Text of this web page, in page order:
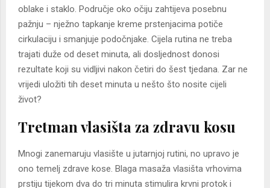
oblake i staklo. Područje oko očiju zahtijeva posebnu
pažnju – nježno tapkanje kreme prstenjacima potiče
cirkulaciju i smanjuje podočnjake. Cijela rutina ne treba
trajati duže od deset minuta, ali dosljednost donosi
rezultate koji su vidljivi nakon četiri do šest tjedana. Zar ne
vrijedi uložiti tih deset minuta u nešto što nosite cijeli
život?
Tretman vlasišta za zdravu kosu
Mnogi zanemaruju vlasište u jutarnjoj rutini, no upravo je
ono temelj zdrave kose. Blaga masaža vlasišta vrhovima
prstiju tijekom dva do tri minuta stimulira krvni protok i